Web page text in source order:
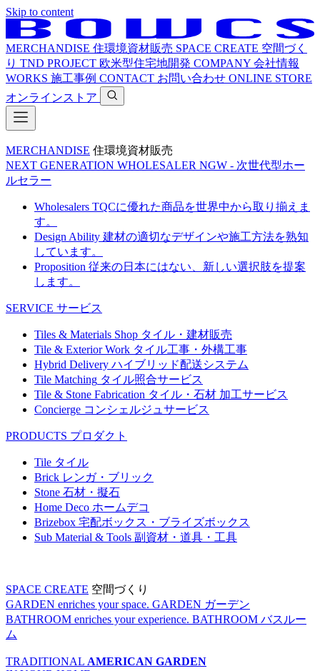
Skip to content
MERCHANDISE 住環境資材販売 SPACE CREATE 空間づく
り TND PROJECT 欧米型住宅地開発 COMPANY 会社情報
WORKS 施工事例 CONTACT お問い合わせ ONLINE STORE
オンラインストア
MERCHANDISE 住環境資材販売
NEXT GENERATION WHOLESALER NGW - 次世代型ホー
ルセラー
Wholesalers TQCに優れた商品を世界中から取り揃えま
す。
Design Ability 建材の適切なデザインや施工方法を熟知
しています。
Proposition 従来の日本にはない、新しい選択肢を提案
します。
SERVICE サービス
Tiles & Materials Shop タイル・建材販売
Tile & Exterior Work タイル工事・外構工事
Hybrid Delivery ハイブリッド配送システム
Tile Matching タイル照合サービス
Tile & Stone Fabrication タイル・石材 加工サービス
Concierge コンシェルジュサービス
PRODUCTS プロダクト
Tile タイル
Brick レンガ・ブリック
Stone 石材・擬石
Home Deco ホームデコ
Brizebox 宅配ボックス・ブライズボックス
Sub Material & Tools 副資材・道具・工具
SPACE CREATE 空間づくり
GARDEN enriches your space. GARDEN ガーデン
BATHROOM enriches your experience. BATHROOM バスルー
ム
TRADITIONAL AMERICAN GARDEN